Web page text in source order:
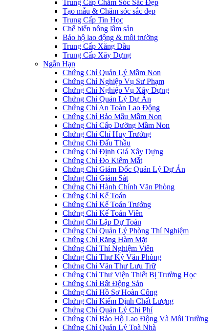
Trung Cấp Chăm Sóc Sắc Đẹp
Tạo mẫu & Chăm sóc sắc đẹp
Trung Cấp Tin Học
Chế biến nông lâm sản
Bảo hộ lao động & môi trường
Trung Cấp Xăng Dầu
Trung Cấp Xây Dựng
Ngắn Hạn
Chứng Chỉ Quản Lý Mầm Non
Chứng Chỉ Nghiệp Vụ Sư Phạm
Chứng Chỉ Nghiệp Vụ Xây Dựng
Chứng Chỉ Quản Lý Dự Án
Chứng Chỉ An Toàn Lao Động
Chứng Chỉ Bảo Mẫu Mầm Non
Chứng Chỉ Cấp Dưỡng Mầm Non
Chứng Chỉ Chỉ Huy Trưởng
Chứng Chỉ Đấu Thầu
Chứng Chỉ Định Giá Xây Dựng
Chứng Chỉ Đo Kiểm Mắt
Chứng Chỉ Giám Đốc Quản Lý Dự Án
Chứng Chỉ Giám Sát
Chứng Chỉ Hành Chính Văn Phòng
Chứng Chỉ Kế Toán
Chứng Chỉ Kế Toán Trưởng
Chứng Chỉ Kế Toán Viên
Chứng Chỉ Lập Dự Toán
Chứng Chỉ Quản Lý Phòng Thí Nghiệm
Chứng Chỉ Răng Hàm Mặt
Chứng Chỉ Thí Nghiệm Viên
Chứng Chỉ Thư Ký Văn Phòng
Chứng Chỉ Văn Thư Lưu Trữ
Chứng Chỉ Thư Viện Thiết Bị Trường Học
Chứng Chỉ Bất Động Sản
Chứng Chỉ Hồ Sơ Hoàn Công
Chứng Chỉ Kiểm Định Chất Lượng
Chứng Chỉ Quản Lý Chi Phí
Chứng Chỉ Bảo Hộ Lao Động Và Môi Trường
Chứng Chỉ Quản Lý Toà Nhà